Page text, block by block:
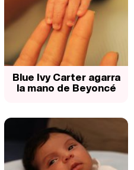
Blue Ivy Carter agarra
la mano de Beyoncé